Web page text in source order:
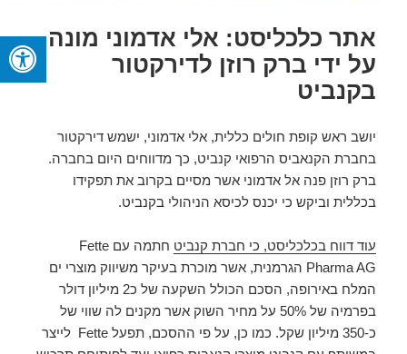
אתר כלכליסט: אלי אדמוני מונה
על ידי ברק רוזן לדירקטור
בקנביט
יושב ראש קופת חולים כללית, אלי אדמוני, ישמש דירקטור
בחברת הקנאביס הרפואי קנביט, כך מדווחים היום בחברה.
ברק רוזן פנה אל אדמוני אשר מסיים בקרוב את תפקידו
בכללית וביקש כי יכנס לכיסא הניהולי בקנביט.
עוד דווח בכלכליסט, כי חברת קנביט
חתמה עם Fette
Pharma AG הגרמנית, אשר מוכרת בעיקר משיווק מוצרי ים
המלח באירופה, הסכם הכולל השקעה של כ2 מיליון דולר
בפרמיה של 50% על מחיר השוק אשר מקנים לה שווי של
כ-350 מיליון שקל. כמו כן, על פי ההסכם, תפעל Fette לייצר